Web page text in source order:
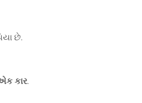
છે.
કાર.